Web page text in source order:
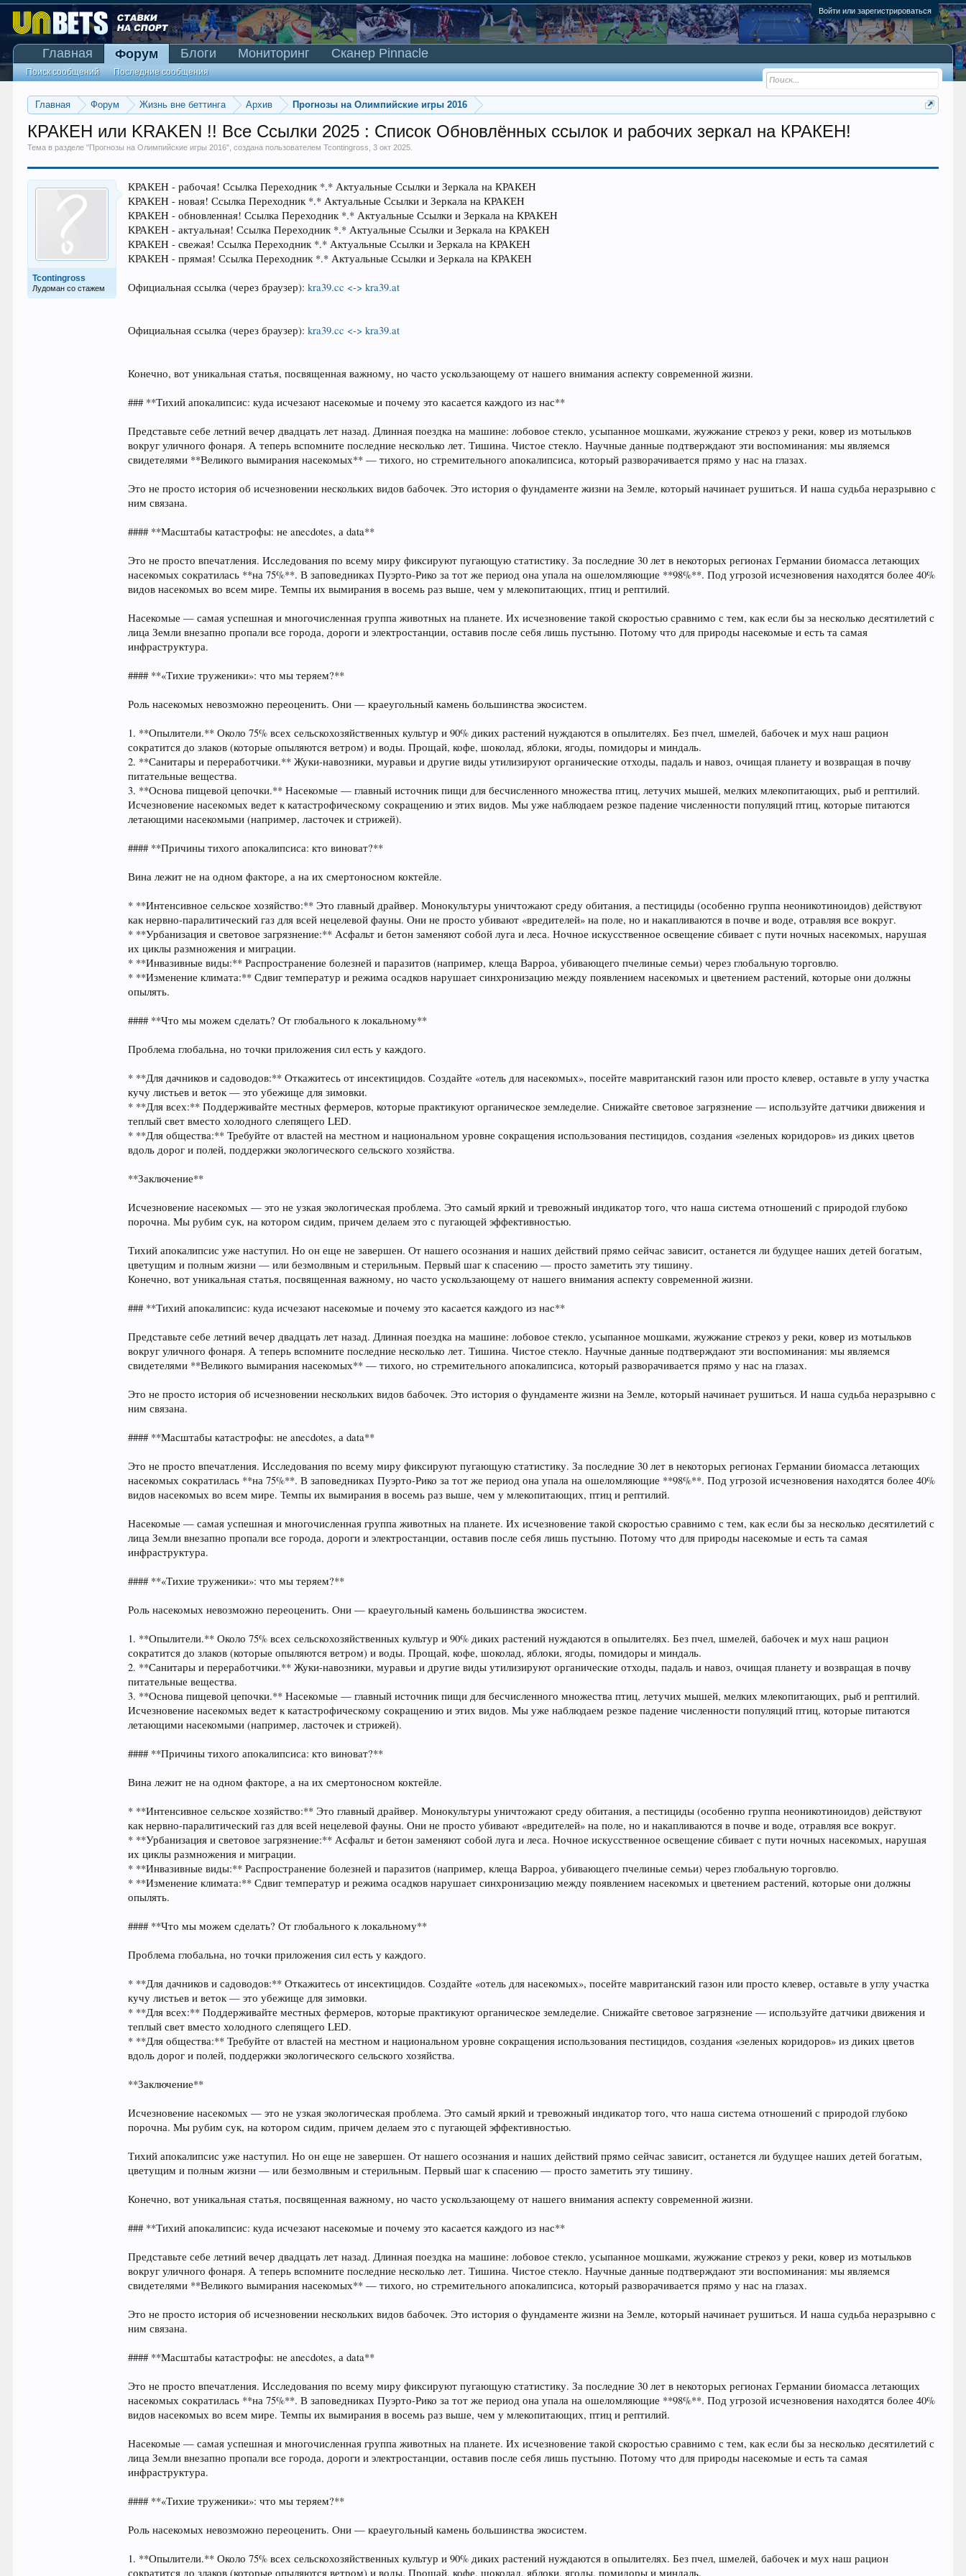
Войти или зарегистрироваться
Главная Форум Жизнь вне беттинга Архив Прогнозы на Олимпийские игры 2016
КРАКЕН или KRAKEN !! Все Ссылки 2025 : Список Обновлённых ссылок и рабочих зеркал на КРАКЕН!
Тема в разделе "Прогнозы на Олимпийские игры 2016", создана пользователемTcontingross ,3 окт 2025
Tcontingross
Лудоман со стажем
КРАКЕH - рабочая! Ссылка Переходник *.* Актуальные Ссылки и Зеркала на КРАКЕH
КРАКЕH - новая! Ссылка Переходник *.* Актуальные Ссылки и Зеркала на КРАКЕH
КРАКЕH - обновленная! Ссылка Переходник *.* Актуальные Ссылки и Зеркала на КРАКЕH
КРАКЕH - актуальная! Ссылка Переходник *.* Актуальные Ссылки и Зеркала на КРАКЕH
КРАКЕH - свежая! Ссылка Переходник *.* Актуальные Ссылки и Зеркала на КРАКЕH
КРАКЕH - прямая! Ссылка Переходник *.* Актуальные Ссылки и Зеркала на КРАКЕH
Официальная ссылка (через браузер):kra39.cc <-> kra39.at
Официальная ссылка (через браузер):kra39.cc <-> kra39.at
Конечно, вот уникальная статья, посвященная важному, но часто ускользающему от нашего внимания аспекту современной жизни.
### **Тихий апокалипсис: куда исчезают насекомые и почему это касается каждого из нас**
Представьте себе летний вечер двадцать лет назад. Длинная поездка на машине: лобовое стекло, усыпанное мошками, жужжание стрекоз у реки, ковер из мотыльков
вокруг уличного фонаря. А теперь вспомните последние несколько лет. Тишина. Чистое стекло. Научные данные подтверждают эти воспоминания: мы являемся
свидетелями **Великого вымирания насекомых** — тихого, но стремительного апокалипсиса, который разворачивается прямо у нас на глазах.
Это не просто история об исчезновении нескольких видов бабочек. Это история о фундаменте жизни на Земле, который начинает рушиться. И наша судьба неразрывно с
ним связана.
#### **Масштабы катастрофы: не anecdotes, а data**
Это не просто впечатления. Исследования по всему миру фиксируют пугающую статистику. За последние 30 лет в некоторых регионах Германии биомасса летающих
насекомых сократилась **на 75%**. В заповедниках Пуэрто-Рико за тот же период она упала на ошеломляющие **98%**. Под угрозой исчезновения находятся более 40%
видов насекомых во всем мире. Темпы их вымирания в восемь раз выше, чем у млекопитающих, птиц и рептилий.
Насекомые — самая успешная и многочисленная группа животных на планете. Их исчезновение такой скоростью сравнимо с тем, как если бы за несколько десятилетий с
лица Земли внезапно пропали все города, дороги и электростанции, оставив после себя лишь пустыню. Потому что для природы насекомые и есть та самая
инфраструктура.
#### **«Тихие труженики»: что мы теряем?**
Роль насекомых невозможно переоценить. Они — краеугольный камень большинства экосистем.
1. **Опылители.** Около 75% всех сельскохозяйственных культур и 90% диких растений нуждаются в опылителях. Без пчел, шмелей, бабочек и мух наш рацион
сократится до злаков (которые опыляются ветром) и воды. Прощай, кофе, шоколад, яблоки, ягоды, помидоры и миндаль.
2. **Санитары и переработчики.** Жуки-навозники, муравьи и другие виды утилизируют органические отходы, падаль и навоз, очищая планету и возвращая в почву
питательные вещества.
3. **Основа пищевой цепочки.** Насекомые — главный источник пищи для бесчисленного множества птиц, летучих мышей, мелких млекопитающих, рыб и рептилий.
Исчезновение насекомых ведет к катастрофическому сокращению и этих видов. Мы уже наблюдаем резкое падение численности популяций птиц, которые питаются
летающими насекомыми (например, ласточек и стрижей).
#### **Причины тихого апокалипсиса: кто виноват?**
Вина лежит не на одном факторе, а на их смертоносном коктейле.
* **Интенсивное сельское хозяйство:** Это главный драйвер. Монокультуры уничтожают среду обитания, а пестициды (особенно группа неоникотиноидов) действуют
как нервно-паралитический газ для всей нецелевой фауны. Они не просто убивают «вредителей» на поле, но и накапливаются в почве и воде, отравляя все вокруг.
* **Урбанизация и световое загрязнение:** Асфальт и бетон заменяют собой луга и леса. Ночное искусственное освещение сбивает с пути ночных насекомых, нарушая
их циклы размножения и миграции.
* **Инвазивные виды:** Распространение болезней и паразитов (например, клеща Варроа, убивающего пчелиные семьи) через глобальную торговлю.
* **Изменение климата:** Сдвиг температур и режима осадков нарушает синхронизацию между появлением насекомых и цветением растений, которые они должны
опылять.
#### **Что мы можем сделать? От глобального к локальному**
Проблема глобальна, но точки приложения сил есть у каждого.
* **Для дачников и садоводов:** Откажитесь от инсектицидов. Создайте «отель для насекомых», посейте мавританский газон или просто клевер, оставьте в углу участка
кучу листьев и веток — это убежище для зимовки.
* **Для всех:** Поддерживайте местных фермеров, которые практикуют органическое земледелие. Снижайте световое загрязнение — используйте датчики движения и
теплый свет вместо холодного слепящего LED.
* **Для общества:** Требуйте от властей на местном и национальном уровне сокращения использования пестицидов, создания «зеленых коридоров» из диких цветов
вдоль дорог и полей, поддержки экологического сельского хозяйства.
**Заключение**
Исчезновение насекомых — это не узкая экологическая проблема. Это самый яркий и тревожный индикатор того, что наша система отношений с природой глубоко
порочна. Мы рубим сук, на котором сидим, причем делаем это с пугающей эффективностью.
Тихий апокалипсис уже наступил. Но он еще не завершен. От нашего осознания и наших действий прямо сейчас зависит, останется ли будущее наших детей богатым,
цветущим и полным жизни — или безмолвным и стерильным. Первый шаг к спасению — просто заметить эту тишину.
Конечно, вот уникальная статья, посвященная важному, но часто ускользающему от нашего внимания аспекту современной жизни.
### **Тихий апокалипсис: куда исчезают насекомые и почему это касается каждого из нас**
Представьте себе летний вечер двадцать лет назад. Длинная поездка на машине: лобовое стекло, усыпанное мошками, жужжание стрекоз у реки, ковер из мотыльков
вокруг уличного фонаря. А теперь вспомните последние несколько лет. Тишина. Чистое стекло. Научные данные подтверждают эти воспоминания: мы являемся
свидетелями **Великого вымирания насекомых** — тихого, но стремительного апокалипсиса, который разворачивается прямо у нас на глазах.
Это не просто история об исчезновении нескольких видов бабочек. Это история о фундаменте жизни на Земле, который начинает рушиться. И наша судьба неразрывно с
ним связана.
#### **Масштабы катастрофы: не anecdotes, а data**
Это не просто впечатления. Исследования по всему миру фиксируют пугающую статистику. За последние 30 лет в некоторых регионах Германии биомасса летающих
насекомых сократилась **на 75%**. В заповедниках Пуэрто-Рико за тот же период она упала на ошеломляющие **98%**. Под угрозой исчезновения находятся более 40%
видов насекомых во всем мире. Темпы их вымирания в восемь раз выше, чем у млекопитающих, птиц и рептилий.
Насекомые — самая успешная и многочисленная группа животных на планете. Их исчезновение такой скоростью сравнимо с тем, как если бы за несколько десятилетий с
лица Земли внезапно пропали все города, дороги и электростанции, оставив после себя лишь пустыню. Потому что для природы насекомые и есть та самая
инфраструктура.
#### **«Тихие труженики»: что мы теряем?**
Роль насекомых невозможно переоценить. Они — краеугольный камень большинства экосистем.
1. **Опылители.** Около 75% всех сельскохозяйственных культур и 90% диких растений нуждаются в опылителях. Без пчел, шмелей, бабочек и мух наш рацион
сократится до злаков (которые опыляются ветром) и воды. Прощай, кофе, шоколад, яблоки, ягоды, помидоры и миндаль.
2. **Санитары и переработчики.** Жуки-навозники, муравьи и другие виды утилизируют органические отходы, падаль и навоз, очищая планету и возвращая в почву
питательные вещества.
3. **Основа пищевой цепочки.** Насекомые — главный источник пищи для бесчисленного множества птиц, летучих мышей, мелких млекопитающих, рыб и рептилий.
Исчезновение насекомых ведет к катастрофическому сокращению и этих видов. Мы уже наблюдаем резкое падение численности популяций птиц, которые питаются
летающими насекомыми (например, ласточек и стрижей).
#### **Причины тихого апокалипсиса: кто виноват?**
Вина лежит не на одном факторе, а на их смертоносном коктейле.
* **Интенсивное сельское хозяйство:** Это главный драйвер. Монокультуры уничтожают среду обитания, а пестициды (особенно группа неоникотиноидов) действуют
как нервно-паралитический газ для всей нецелевой фауны. Они не просто убивают «вредителей» на поле, но и накапливаются в почве и воде, отравляя все вокруг.
* **Урбанизация и световое загрязнение:** Асфальт и бетон заменяют собой луга и леса. Ночное искусственное освещение сбивает с пути ночных насекомых, нарушая
их циклы размножения и миграции.
* **Инвазивные виды:** Распространение болезней и паразитов (например, клеща Варроа, убивающего пчелиные семьи) через глобальную торговлю.
* **Изменение климата:** Сдвиг температур и режима осадков нарушает синхронизацию между появлением насекомых и цветением растений, которые они должны
опылять.
#### **Что мы можем сделать? От глобального к локальному**
Проблема глобальна, но точки приложения сил есть у каждого.
* **Для дачников и садоводов:** Откажитесь от инсектицидов. Создайте «отель для насекомых», посейте мавританский газон или просто клевер, оставьте в углу участка
кучу листьев и веток — это убежище для зимовки.
* **Для всех:** Поддерживайте местных фермеров, которые практикуют органическое земледелие. Снижайте световое загрязнение — используйте датчики движения и
теплый свет вместо холодного слепящего LED.
* **Для общества:** Требуйте от властей на местном и национальном уровне сокращения использования пестицидов, создания «зеленых коридоров» из диких цветов
вдоль дорог и полей, поддержки экологического сельского хозяйства.
**Заключение**
Исчезновение насекомых — это не узкая экологическая проблема. Это самый яркий и тревожный индикатор того, что наша система отношений с природой глубоко
порочна. Мы рубим сук, на котором сидим, причем делаем это с пугающей эффективностью.
Тихий апокалипсис уже наступил. Но он еще не завершен. От нашего осознания и наших действий прямо сейчас зависит, останется ли будущее наших детей богатым,
цветущим и полным жизни — или безмолвным и стерильным. Первый шаг к спасению — просто заметить эту тишину.
Конечно, вот уникальная статья, посвященная важному, но часто ускользающему от нашего внимания аспекту современной жизни.
### **Тихий апокалипсис: куда исчезают насекомые и почему это касается каждого из нас**
Представьте себе летний вечер двадцать лет назад. Длинная поездка на машине: лобовое стекло, усыпанное мошками, жужжание стрекоз у реки, ковер из мотыльков
вокруг уличного фонаря. А теперь вспомните последние несколько лет. Тишина. Чистое стекло. Научные данные подтверждают эти воспоминания: мы являемся
свидетелями **Великого вымирания насекомых** — тихого, но стремительного апокалипсиса, который разворачивается прямо у нас на глазах.
Это не просто история об исчезновении нескольких видов бабочек. Это история о фундаменте жизни на Земле, который начинает рушиться. И наша судьба неразрывно с
ним связана.
#### **Масштабы катастрофы: не anecdotes, а data**
Это не просто впечатления. Исследования по всему миру фиксируют пугающую статистику. За последние 30 лет в некоторых регионах Германии биомасса летающих
насекомых сократилась **на 75%**. В заповедниках Пуэрто-Рико за тот же период она упала на ошеломляющие **98%**. Под угрозой исчезновения находятся более 40%
видов насекомых во всем мире. Темпы их вымирания в восемь раз выше, чем у млекопитающих, птиц и рептилий.
Насекомые — самая успешная и многочисленная группа животных на планете. Их исчезновение такой скоростью сравнимо с тем, как если бы за несколько десятилетий с
лица Земли внезапно пропали все города, дороги и электростанции, оставив после себя лишь пустыню. Потому что для природы насекомые и есть та самая
инфраструктура.
#### **«Тихие труженики»: что мы теряем?**
Роль насекомых невозможно переоценить. Они — краеугольный камень большинства экосистем.
1. **Опылители.** Около 75% всех сельскохозяйственных культур и 90% диких растений нуждаются в опылителях. Без пчел, шмелей, бабочек и мух наш рацион
сократится до злаков (которые опыляются ветром) и воды. Прощай, кофе, шоколад, яблоки, ягоды, помидоры и миндаль.
Главная Форум
Поиск сообщений Последние сообщения
Блоги Мониторинг Сканер Pinnacle